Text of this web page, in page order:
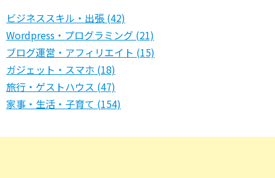
ビジネススキル・出張 (42)
Wordpress・プログラミング (21)
ブログ運営・アフィリエイト (15)
ガジェット・スマホ (18)
旅行・ゲストハウス (47)
家事・生活・子育て (154)